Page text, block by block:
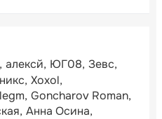
алексй ЮГ08 Зевс
Xoxol
Goncharov Roman
Анна Осина